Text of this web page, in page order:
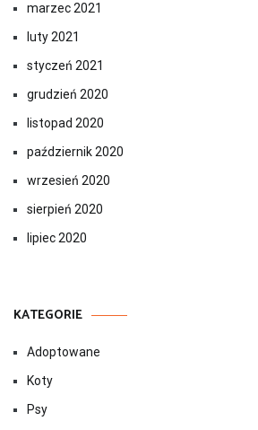
marzec 2021
luty 2021
styczeń 2021
grudzień 2020
listopad 2020
październik 2020
wrzesień 2020
sierpień 2020
lipiec 2020
KATEGORIE
Adoptowane
Koty
Psy